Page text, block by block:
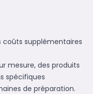
supplémentaires
mesure, des produits
spécifiques
de préparation.